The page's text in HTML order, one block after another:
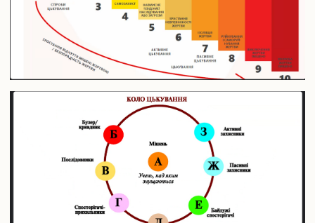
Бібліотека
Корисна інформація
Контакти